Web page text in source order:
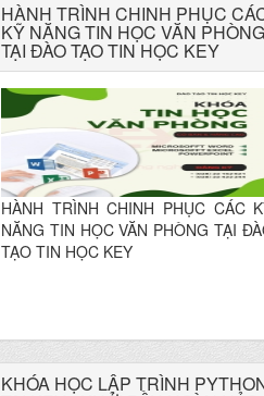
HÀNH TRÌNH CHINH PHỤC
KỸ NĂNG TIN HỌC VĂN PHÒNG
TẠI ĐÀO TẠO TIN HỌC KEY
HÀNH TRÌNH CHINH PHỤC CÁC
NĂNG TIN HỌC VĂN PHÒNG TẠI
TẠO TIN HỌC KEY
KHÓA HỌC LẬP TRÌNH